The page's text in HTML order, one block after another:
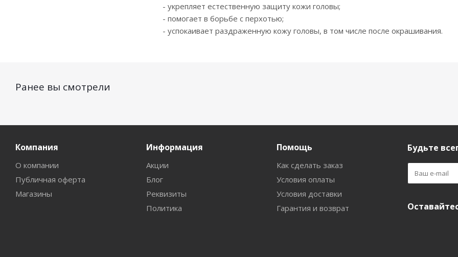
- укрепляет естественную защиту кожи головы;
- помогает в борьбе с перхотью;
- успокаивает раздраженную кожу головы, в том числе после окрашивания.
Ранее вы смотрели
Компания
О компании
Публичная оферта
Магазины
Информация
Акции
Блог
Реквизиты
Политика
Помощь
Как сделать заказ
Условия оплаты
Условия доставки
Гарантия и возврат
Будьте